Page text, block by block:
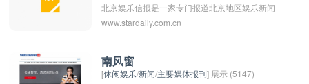
为广大青年读者提供思想启迪、生活指南和时事
解读。
北京娱乐信报是一家专门报道北京地区娱乐新闻
和资讯的报纸或在线媒体。它通常涵盖电影、音
提供最新的娱乐资讯和文化活动信息。
www.stardaily.com.cn
南风窗
[休闲娱乐/新闻/主要媒体报刊] 展示 (5147)